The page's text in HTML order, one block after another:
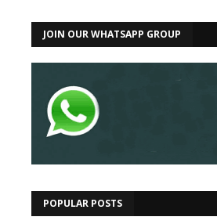
JOIN OUR WHATSAPP GROUP
POPULAR POSTS